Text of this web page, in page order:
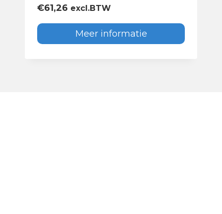
€61,26 excl.BTW
Meer informatie